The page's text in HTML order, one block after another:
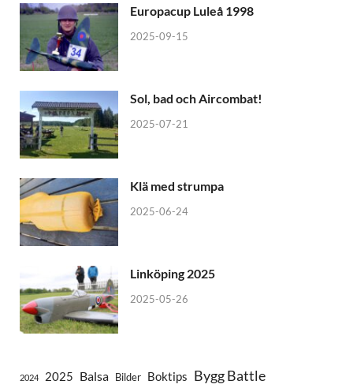
Europacup Luleå 1998
2025-09-15
Sol, bad och Aircombat!
2025-07-21
Klä med strumpa
2025-06-24
Linköping 2025
2025-05-26
2024 2025 Balsa Bilder Boktips Bygg Battle